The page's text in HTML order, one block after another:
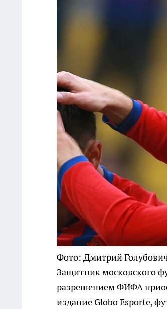
Фото: Дмитрий
Защитник московского
разрешением ФИФА
издание Globo Esporte,